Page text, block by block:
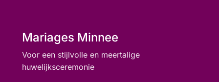
Mariages Minnee
Voor een stijlvolle en meertalige
huwelijksceremonie